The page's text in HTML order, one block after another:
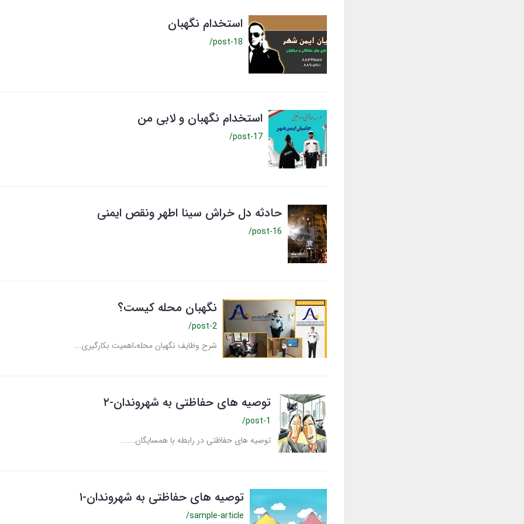
استخدام نگهبان
/post-18
استخدام نگهبان و لابی من
/post-17
حادثه دل خراش سینا اطهر ونقص ایمنی
/post-16
نگهبان محله کیست؟
/post-2
شرح وظایف نگهبان محله،اهمیت بکارگیری...
توصیه های حفاظتی به شهروندان-۲
/post-1
توصیه های حفاظتی در رابطه با همسایگان......
توصیه های حفاظتی به شهروندان-۱
/sample-article